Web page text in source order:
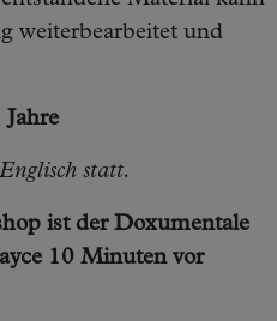
weiterbearbeitet und
statt.
ist der Doxumentale
10 Minuten vor